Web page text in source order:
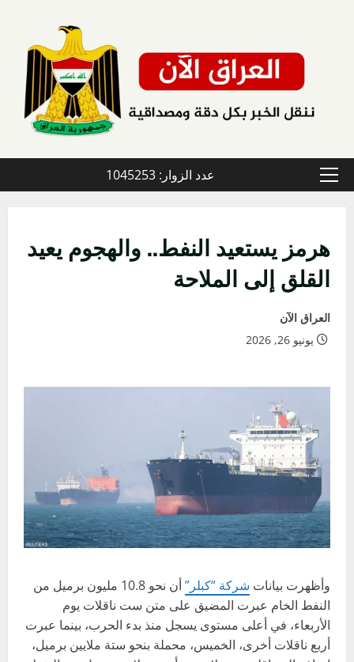
القائمة
عدد الزوار: 1045253
هرمز يستعيد النفط.. والهجوم يعيد
القلق إلى الملاحة
العراق الآن
يونيو 26, 2026
وأظهرت بيانات شركة “كبلر”
أن نحو 10.8 مليون برميل من
النفط الخام عبرت المضيق على متن ست ناقلات يوم
الأربعاء، في أعلى مستوى يسجل منذ بدء الحرب، بينما عبرت
أربع ناقلات أخرى، الخميس، محملة بنحو ستة ملايين برميل،